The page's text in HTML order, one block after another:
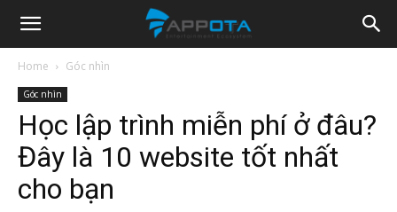
Appota
News
Home Góc nhìn
Góc nhìn
Học lập trình miễn phí ở đâu?
Đây là 10 website tốt nhất
cho bạn